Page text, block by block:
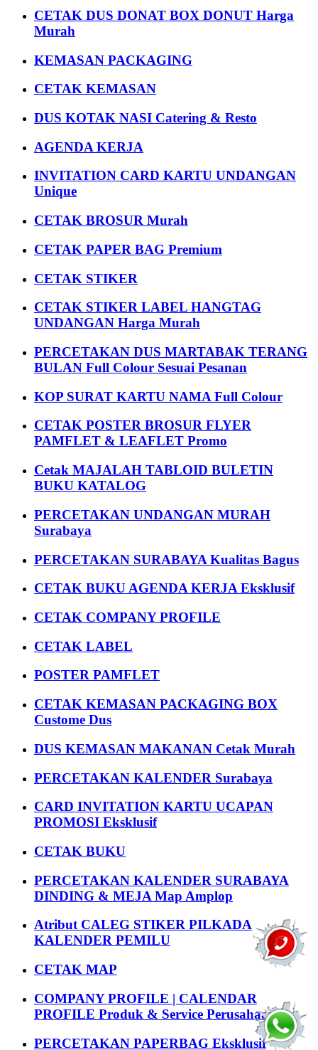
CETAK DUS DONAT BOX DONUT Harga
Murah
KEMASAN PACKAGING
CETAK KEMASAN
DUS KOTAK NASI Catering & Resto
AGENDA KERJA
INVITATION CARD KARTU UNDANGAN
Unique
CETAK BROSUR Murah
CETAK PAPER BAG Premium
CETAK STIKER
CETAK STIKER LABEL HANGTAG
UNDANGAN Harga Murah
PERCETAKAN DUS MARTABAK TERANG
BULAN Full Colour Sesuai Pesanan
KOP SURAT KARTU NAMA Full Colour
CETAK POSTER BROSUR FLYER
PAMFLET & LEAFLET Promo
Cetak MAJALAH TABLOID BULETIN
BUKU KATALOG
PERCETAKAN UNDANGAN MURAH
Surabaya
PERCETAKAN SURABAYA Kualitas Bagus
CETAK BUKU AGENDA KERJA Eksklusif
CETAK COMPANY PROFILE
CETAK LABEL
POSTER PAMFLET
CETAK KEMASAN PACKAGING BOX
Custome Dus
DUS KEMASAN MAKANAN Cetak Murah
PERCETAKAN KALENDER Surabaya
CARD INVITATION KARTU UCAPAN
PROMOSI Eksklusif
CETAK BUKU
PERCETAKAN KALENDER SURABAYA
DINDING & MEJA Map Amplop
Atribut CALEG STIKER PILKADA
KALENDER PEMILU
CETAK MAP
COMPANY PROFILE | CALENDAR
PROFILE Produk & Service Perusahaan
PERCETAKAN PAPERBAG Eksklusif